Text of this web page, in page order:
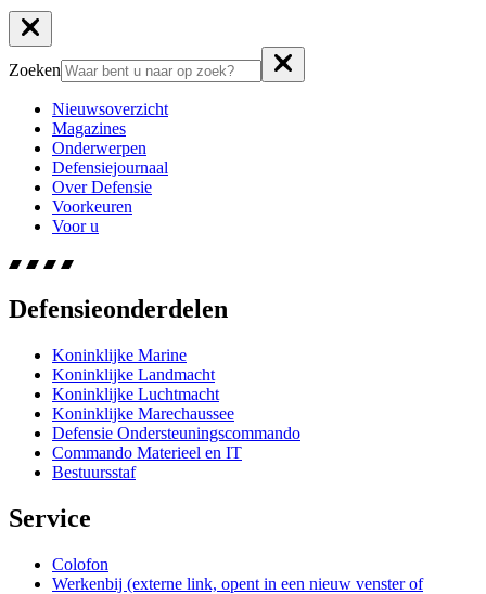
Zoeken
Nieuwsoverzicht
Magazines
Onderwerpen
Defensiejournaal
Over Defensie
Voorkeuren
Voor u
Defensieonderdelen
Koninklijke Marine
Koninklijke Landmacht
Koninklijke Luchtmacht
Koninklijke Marechaussee
Defensie Ondersteuningscommando
Commando Materieel en IT
Bestuursstaf
Service
Colofon
Werkenbij (externe link, opent in een nieuw venster of